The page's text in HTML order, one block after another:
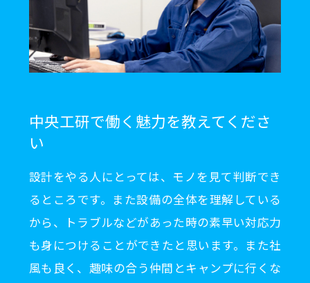
中央工研で働く魅力を教えてくださ
い
設計をやる人にとっては、モノを見て判断でき
るところです。また設備の全体を理解している
から、トラブルなどがあった時の素早い対応力
も身につけることができたと思います。また社
風も良く、趣味の合う仲間とキャンプに行くな